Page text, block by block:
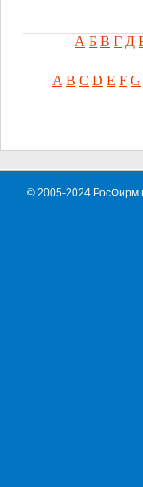
А Б В Г Д
A B C D E F G
© 2005-2024